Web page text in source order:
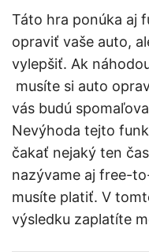
Táto hra ponúka aj
opraviť vaše auto,
vylepšiť. Ak
musíte si auto
vás budú
Nevýhoda tejto
čakať nejaký ten
nazývame aj free-
musíte platiť. V
výsledku zaplatíte